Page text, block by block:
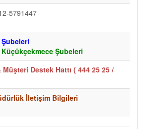
5791447
Şubeleri
Destek Hattı ( 444 25 25 /
İletişim Bilgileri